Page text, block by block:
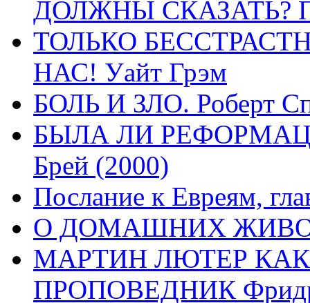
ДОЛЖНЫ СКАЗАТЬ?
ТОЛЬКО
НАС! Уайт Грэм
БОЛЬ И ЗЛО. Роберт
БЫЛА ЛИ
Брей (2000)
Послание к Евреям,
О ДОМАШНИХ
МАРТИН ЛЮТЕР
ПРОПОВЕДНИК